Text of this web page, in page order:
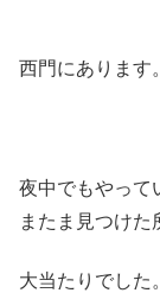
西門にあります。
夜中でもやって
またま見つけた
大当たりでした。